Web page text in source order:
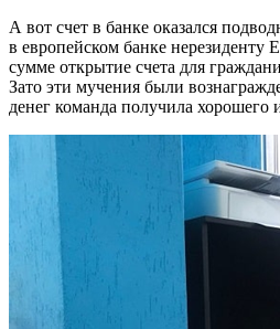
А вот счет в банке оказался
в европейском банке
сумме открытие счета для
Зато эти мучения были
денег команда получила хорошего